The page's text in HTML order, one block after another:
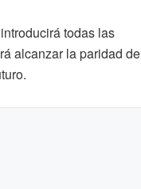
todas las
alcanzar la paridad de